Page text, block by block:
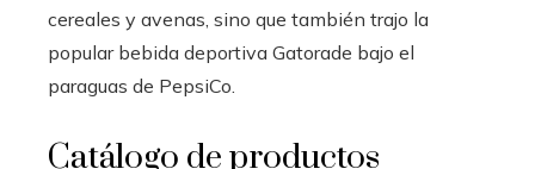
cereales y avenas, sino que también trajo la
popular bebida deportiva Gatorade bajo el
paraguas de PepsiCo.
Catálogo de productos